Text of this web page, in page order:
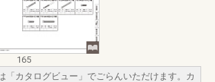
165
「カタログビュー」でごらんいただけます。カ